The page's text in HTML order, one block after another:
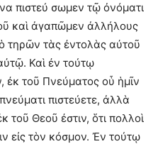
πιστεύ σωμεν τῷ ὀνόματι
καὶ ἀγαπῶμεν ἀλλήλους
τηρῶν τὰς ἐντολὰς αὐτοῦ
Καὶ ἐν τούτῳ
ἐκ τοῦ Πνεύματος οὗ ἡμῖν
πιστεύετε, ἀλλὰ
τοῦ Θεοῦ ἐστιν, ὅτι πολλοὶ
εἰς τὸν κόσμον. Ἐν τούτῳ